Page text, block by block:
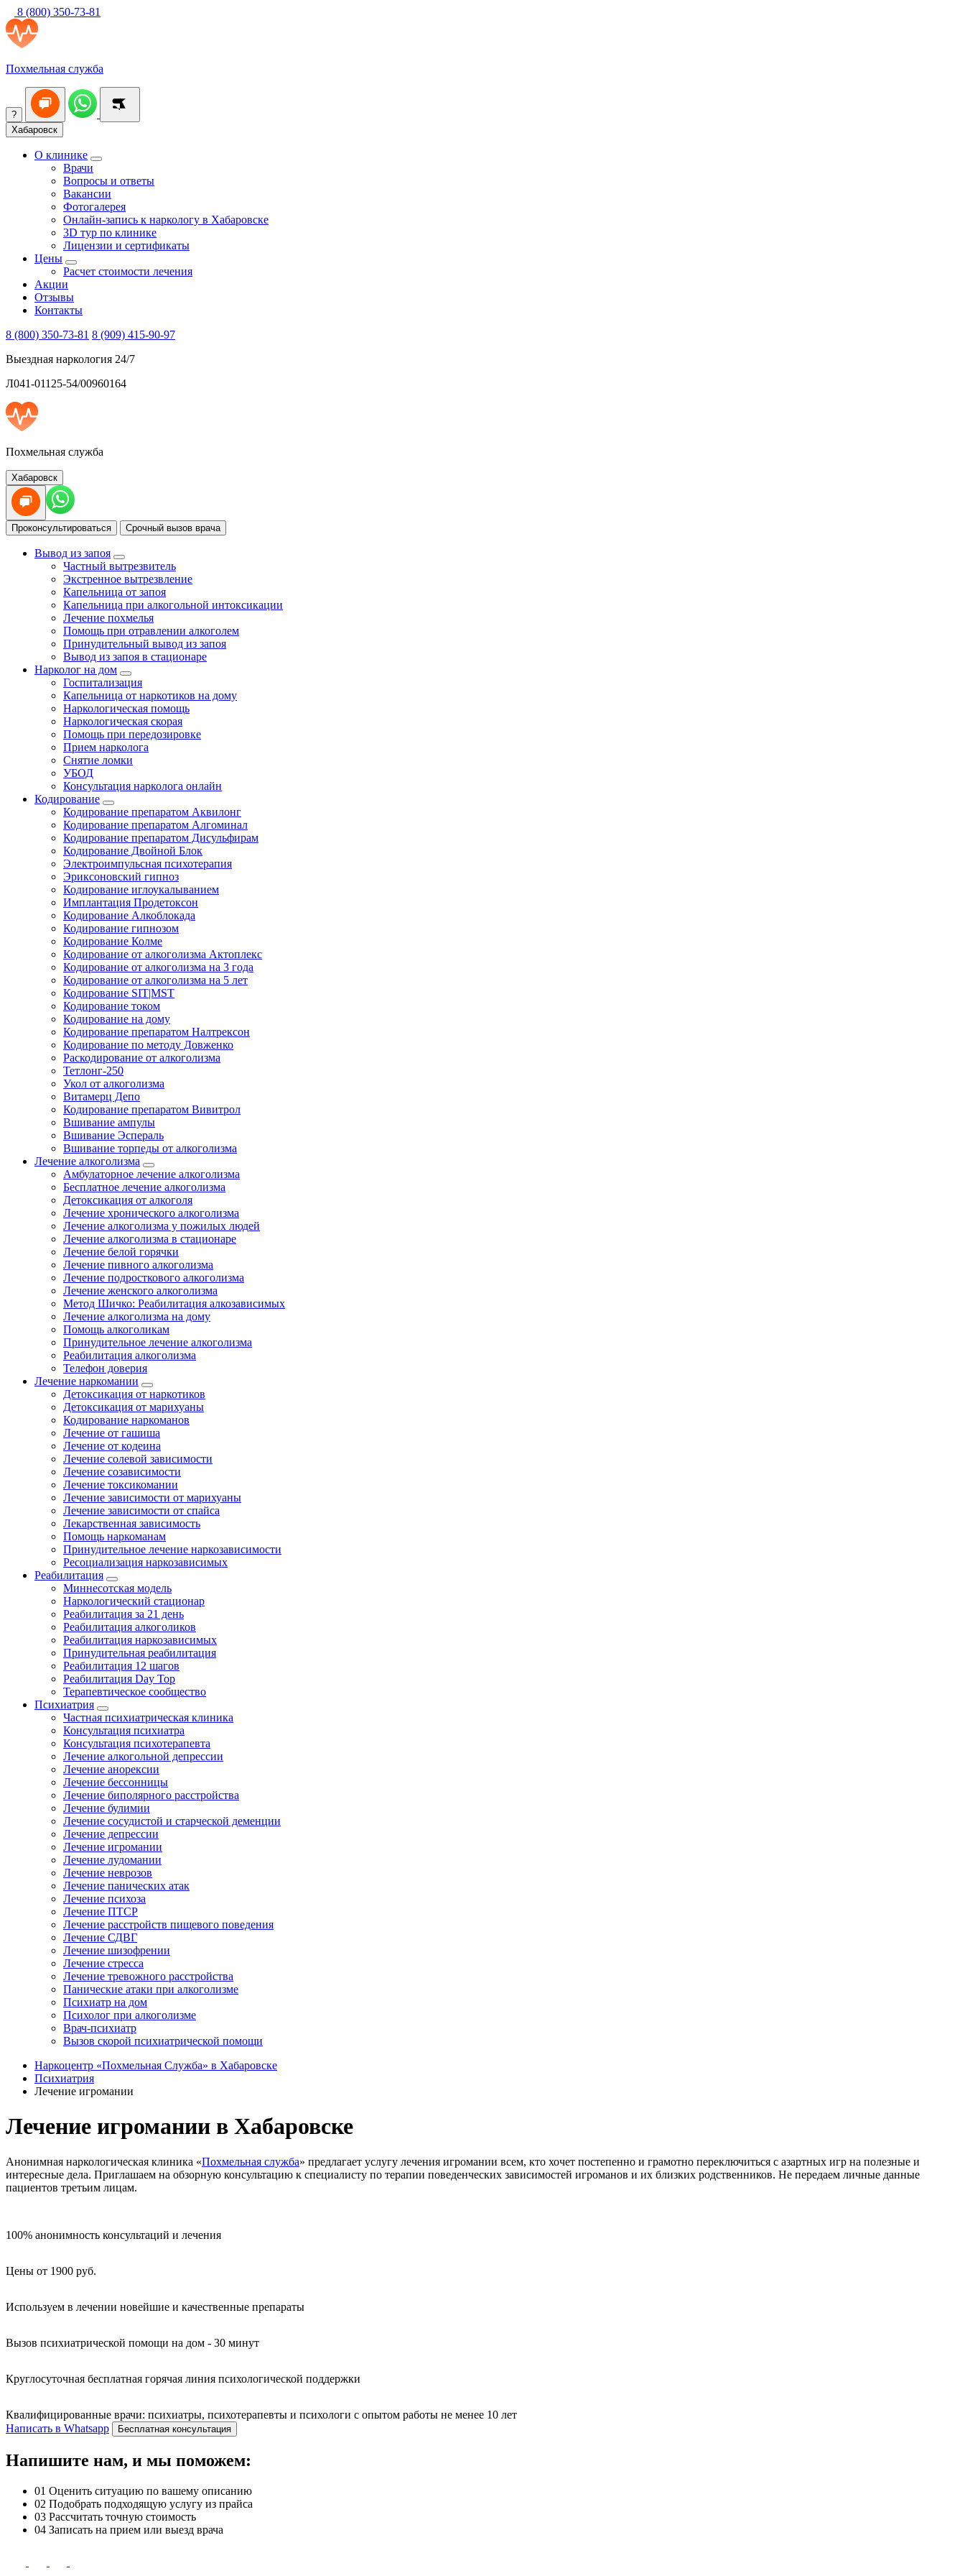
8 (800) 350-73-81
Похмельная служба
?
Хабаровск
О клинике
Врачи
Вопросы и ответы
Вакансии
Фотогалерея
Онлайн-запись к наркологу в Хабаровске
3D тур по клинике
Лицензии и сертификаты
Цены
Расчет стоимости лечения
Акции
Отзывы
Контакты
8 (800) 350-73-81 8 (909) 415-90-97
Выездная наркология 24/7
Л041-01125-54/00960164
Похмельная служба
Хабаровск
Проконсультироваться Срочный вызов врача
Вывод из запоя
Частный вытрезвитель
Экстренное вытрезвление
Капельница от запоя
Капельница при алкогольной интоксикации
Лечение похмелья
Помощь при отравлении алкоголем
Принудительный вывод из запоя
Вывод из запоя в стационаре
Нарколог на дом
Госпитализация
Капельница от наркотиков на дому
Наркологическая помощь
Наркологическая скорая
Помощь при передозировке
Прием нарколога
Снятие ломки
УБОД
Консультация нарколога онлайн
Кодирование
Кодирование препаратом Аквилонг
Кодирование препаратом Алгоминал
Кодирование препаратом Дисульфирам
Кодирование Двойной Блок
Электроимпульсная психотерапия
Эриксоновский гипноз
Кодирование иглоукалыванием
Имплантация Продетоксон
Кодирование Алкоблокада
Кодирование гипнозом
Кодирование Колме
Кодирование от алкоголизма Актоплекс
Кодирование от алкоголизма на 3 года
Кодирование от алкоголизма на 5 лет
Кодирование SIT|MST
Кодирование током
Кодирование на дому
Кодирование препаратом Налтрексон
Кодирование по методу Довженко
Раскодирование от алкоголизма
Тетлонг-250
Укол от алкоголизма
Витамерц Депо
Кодирование препаратом Вивитрол
Вшивание ампулы
Вшивание Эспераль
Вшивание торпеды от алкоголизма
Лечение алкоголизма
Амбулаторное лечение алкоголизма
Бесплатное лечение алкоголизма
Детоксикация от алкоголя
Лечение хронического алкоголизма
Лечение алкоголизма у пожилых людей
Лечение алкоголизма в стационаре
Лечение белой горячки
Лечение пивного алкоголизма
Лечение подросткового алкоголизма
Лечение женского алкоголизма
Метод Шичко: Реабилитация алкозависимых
Лечение алкоголизма на дому
Помощь алкоголикам
Принудительное лечение алкоголизма
Реабилитация алкоголизма
Телефон доверия
Лечение наркомании
Детоксикация от наркотиков
Детоксикация от марихуаны
Кодирование наркоманов
Лечение от гашиша
Лечение от кодеина
Лечение солевой зависимости
Лечение созависимости
Лечение токсикомании
Лечение зависимости от марихуаны
Лечение зависимости от спайса
Лекарственная зависимость
Помощь наркоманам
Принудительное лечение наркозависимости
Ресоциализация наркозависимых
Реабилитация
Миннесотская модель
Наркологический стационар
Реабилитация за 21 день
Реабилитация алкоголиков
Реабилитация наркозависимых
Принудительная реабилитация
Реабилитация 12 шагов
Реабилитация Day Top
Терапевтическое сообщество
Психиатрия
Частная психиатрическая клиника
Консультация психиатра
Консультация психотерапевта
Лечение алкогольной депрессии
Лечение анорексии
Лечение бессонницы
Лечение биполярного расстройства
Лечение булимии
Лечение сосудистой и старческой деменции
Лечение депрессии
Лечение игромании
Лечение лудомании
Лечение неврозов
Лечение панических атак
Лечение психоза
Лечение ПТСР
Лечение расстройств пищевого поведения
Лечение СДВГ
Лечение шизофрении
Лечение стресса
Лечение тревожного расстройства
Панические атаки при алкоголизме
Психиатр на дом
Психолог при алкоголизме
Врач-психиатр
Вызов скорой психиатрической помощи
Наркоцентр «Похмельная Служба» в Хабаровске
Психиатрия
Лечение игромании
Лечение игромании в Хабаровске
Анонимная наркологическая клиника «Похмельная служба» предлагает услугу лечения игромании всем, кто хочет постепенно и грамотно переключиться с азартных игр на полезные и
интересные дела. Приглашаем на обзорную консультацию к специалисту по терапии поведенческих зависимостей игроманов и их близких родственников. Не передаем личные данные
пациентов третьим лицам.
100% анонимность консультаций и лечения
Цены от 1900 руб.
Используем в лечении новейшие и качественные препараты
Вызов психиатрической помощи на дом - 30 минут
Круглосуточная бесплатная горячая линия психологической поддержки
Квалифицированные врачи: психиатры, психотерапевты и психологи с опытом работы не менее 10 лет
Написать в Whatsapp
Бесплатная консультация
Напишите нам, и мы поможем:
01 Оценить ситуацию по вашему описанию
02 Подобрать подходящую услугу из прайса
03 Рассчитать точную стоимость
04 Записать на прием или выезд врача